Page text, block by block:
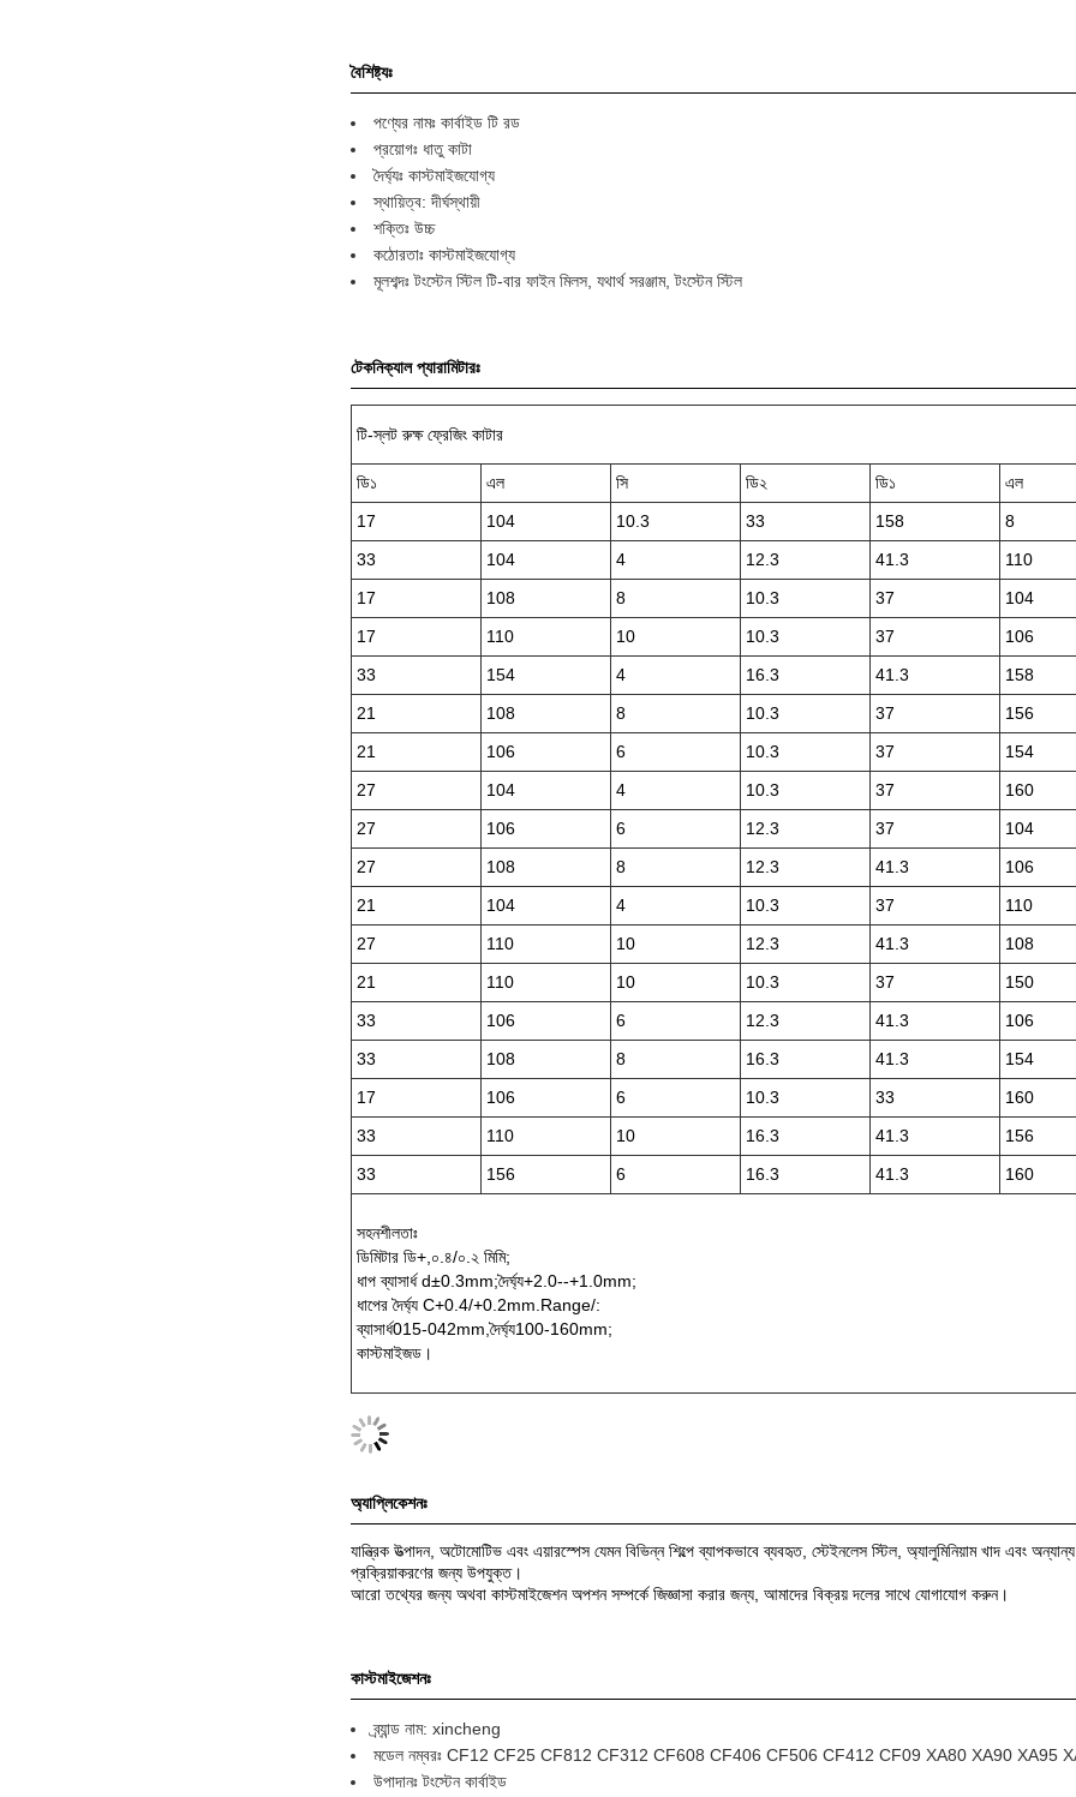
বৈশিষ্ট্যঃ
পণ্যের নামঃ কার্বাইড টি রড
প্রয়োগঃ ধাতু কাটা
দৈর্ঘ্যঃ কাস্টমাইজযোগ্য
স্থায়িত্ব: দীর্ঘস্থায়ী
শক্তিঃ উচ্চ
কঠোরতাঃ কাস্টমাইজযোগ্য
মূলশব্দঃ টংস্টেন স্টিল টি-বার ফাইন মিলস, যথার্থ সরঞ্জাম, টংস্টেন স্টিল
টেকনিক্যাল প্যারামিটারঃ
টি-স্লট রুক্ষ ফ্রেজিং কাটার
ডি১ এল সি ডি২ ডি১ এল
17
104 10.3 33 158 8
33
104 4 12.3 41.3 110
17
108 8 10.3 37 104
17
110 10 10.3 37 106
33
154 4 16.3 41.3 158
21
108 8 10.3 37 156
21
106 6 10.3 37 154
27
104 4 10.3 37 160
27
106 6 12.3 37 104
27
108 8 12.3 41.3 106
21
104 4 10.3 37 110
27
110 10 12.3 41.3 108
21
110 10 10.3 37 150
33
106 6 12.3 41.3 106
33
108 8 16.3 41.3 154
17
106 6 10.3 33 160
33
110 10 16.3 41.3 156
33
156 6 16.3 41.3 160
সহনশীলতাঃ
ডিমিটার ডি+,০.৪/০.২ মিমি;
ধাপ ব্যাসার্ধ d±0.3mm;দৈর্ঘ্য+2.0--+1.0mm;
ধাপের দৈর্ঘ্য C+0.4/+0.2mm.Range/:
ব্যাসার্ধ015-042mm,দৈর্ঘ্য100-160mm;
কাস্টমাইজড।
অ্যাপ্লিকেশনঃ
যান্ত্রিক উত্পাদন, অটোমোটিভ এবং এয়ারস্পেস যেমন বিভিন্ন শিল্পে ব্যাপকভাবে ব্যবহৃত, স্টেইনলেস স্টিল, অ্যালুমিনিয়াম খাদ এবং
প্রক্রিয়াকরণের জন্য উপযুক্ত।
আরো তথ্যের জন্য অথবা কাস্টমাইজেশন অপশন সম্পর্কে জিজ্ঞাসা করার জন্য, আমাদের বিক্রয় দলের সাথে যোগাযোগ করুন।
কাস্টমাইজেশনঃ
ব্র্যান্ড নাম: xincheng
মডেল নম্বরঃ CF12 CF25 CF812 CF312 CF608 CF406 CF506 CF412 CF09 XA80 XA90 XA95
উপাদানঃ টংস্টেন কার্বাইড